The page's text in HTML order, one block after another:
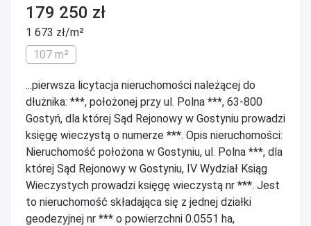
179 250 zł
1 673 zł/m²
107 m²
...pierwsza licytacja nieruchomości należącej do
dłużnika: ***, położonej przy ul. Polna ***, 63-800
Gostyń, dla której Sąd Rejonowy w Gostyniu prowadzi
księgę wieczystą o numerze ***. Opis nieruchomości:
Nieruchomość położona w Gostyniu, ul. Polna ***, dla
której Sąd Rejonowy w Gostyniu, IV Wydział Ksiąg
Wieczystych prowadzi księgę wieczystą nr ***. Jest
to nieruchomość składająca się z jednej działki
geodezyjnej nr *** o powierzchni 0.0551 ha,